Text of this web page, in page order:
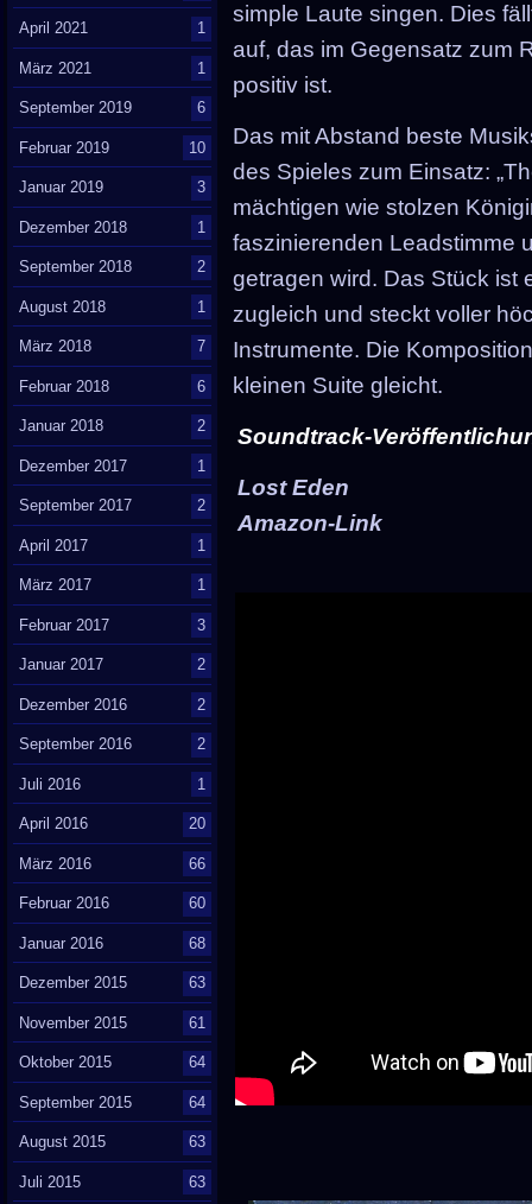
simple Laute singen. Dies
auf, das im Gegensatz zum
positiv ist.
Das mit Abstand beste
des Spieles zum Einsatz:
mächtigen wie stolzen
faszinierenden Leadstimme
getragen wird. Das Stück ist
zugleich und steckt voller
Instrumente. Die
kleinen Suite gleicht.
Soundtrack-
Lost Eden
Amazon-Link
April 2021 1
März 2021 1
September 2019 6
Februar 2019 10
Januar 2019 3
Dezember 2018 1
September 2018 2
August 2018 1
März 2018 7
Februar 2018 6
Januar 2018 2
Dezember 2017 1
September 2017 2
April 2017 1
März 2017 1
Februar 2017 3
Januar 2017 2
Dezember 2016 2
September 2016 2
Juli 2016 1
April 2016 20
März 2016 66
Februar 2016 60
Januar 2016 68
Dezember 2015 63
November 2015 61
Oktober 2015 64
September 2015 64
August 2015 63
Juli 2015 63